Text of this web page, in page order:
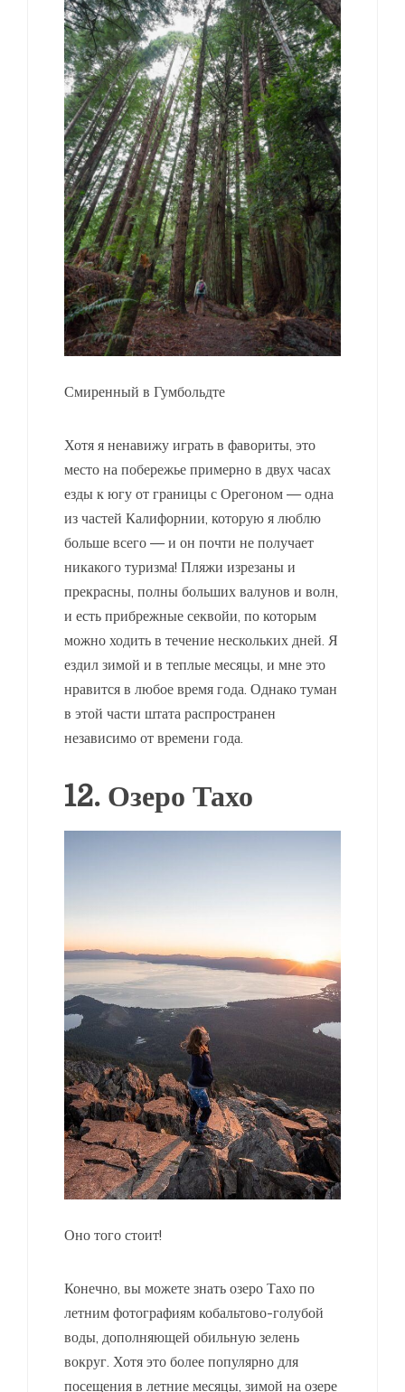
Смиренный в Гумбольдте
Хотя я ненавижу играть в фавориты, это
место на побережье примерно в двух часах
езды к югу от границы с Орегоном — одна
из частей Калифорнии, которую я люблю
больше всего — и он почти не получает
никакого туризма! Пляжи изрезаны и
прекрасны, полны больших валунов и волн,
и есть прибрежные секвойи, по которым
можно ходить в течение нескольких дней. Я
ездил зимой и в теплые месяцы, и мне это
нравится в любое время года. Однако туман
в этой части штата распространен
независимо от времени года.
12. Озеро Тахо
Оно того стоит!
Конечно, вы можете знать озеро Тахо по
летним фотографиям кобальтово-голубой
воды, дополняющей обильную зелень
вокруг. Хотя это более популярно для
посещения в летние месяцы, зимой на озере